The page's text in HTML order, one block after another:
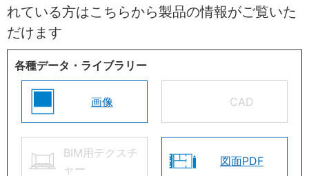
れている方はこちらから製品の情報がご覧いた
だけます
各種データ・ライブラリー
画像 CAD
BIM用テクスチ
ャー
図面PDF